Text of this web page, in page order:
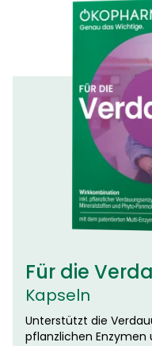
Für die
Kapseln
Unterstützt die
pflanzlichen Enzymen